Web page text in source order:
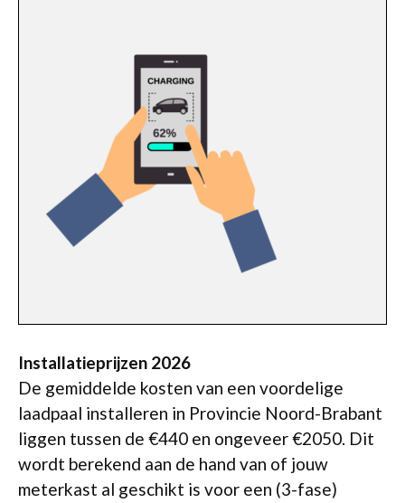
Installatieprijzen 2026
De gemiddelde kosten van een voordelige
laadpaal installeren in Provincie Noord-Brabant
liggen tussen de €440 en ongeveer €2050. Dit
wordt berekend aan de hand van of jouw
meterkast al geschikt is voor een (3-fase)